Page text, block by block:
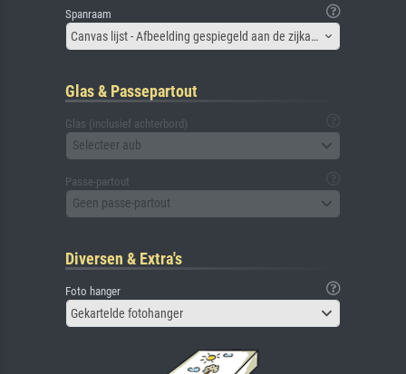
Spanraam
Canvas lijst - Afbeelding gespiegeld aan de zijkant
Glas & Passepartout
Glas (inclusief achterbord)
Selecteer aub
Passe-partout
Geen passe-partout
Diversen & Extra's
Foto hanger
Gekartelde fotohanger